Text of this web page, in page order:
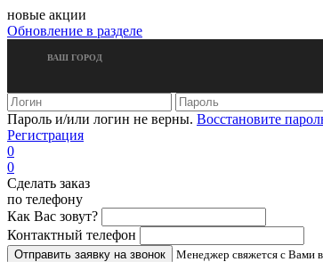
новые акции
Обновление в разделе
ВАШ ГОРОД
Пароль и/или логин не верны. Восстановите
Регистрация
0
0
Сделать заказ
по телефону
Как Вас зовут?
Контактный телефон
Менеджер свяжется с Вами